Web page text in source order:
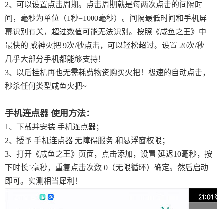
2、可以设置点击周期。点击周期就是每两次点击的间隔时
间，毫秒为单位（1秒=1000毫秒）。间隔最低时间和手机屏
幕识别有关，超过数值可能无法识别。按照《咸鱼之王》中
最快的 咸神火把 9次/秒点击，可以轻松超过。设置 20次/秒
几乎大部分手机都能够支持！
3、以后挂机再也无需耗费物资购买火把！极速的自动点击，
秒杀任何类型咸鱼火把~
手机连点器 使用方法：
1、下载并安装 手机连点器；
2、授予 手机连点器 无障碍服务 和悬浮窗权限；
3、打开《咸鱼之王》页面，点击添加，设置 延迟10毫秒，按
下时长5毫秒，重复点击次数 0（无限循环）确定。然后启动
即可。实测相当犀利！